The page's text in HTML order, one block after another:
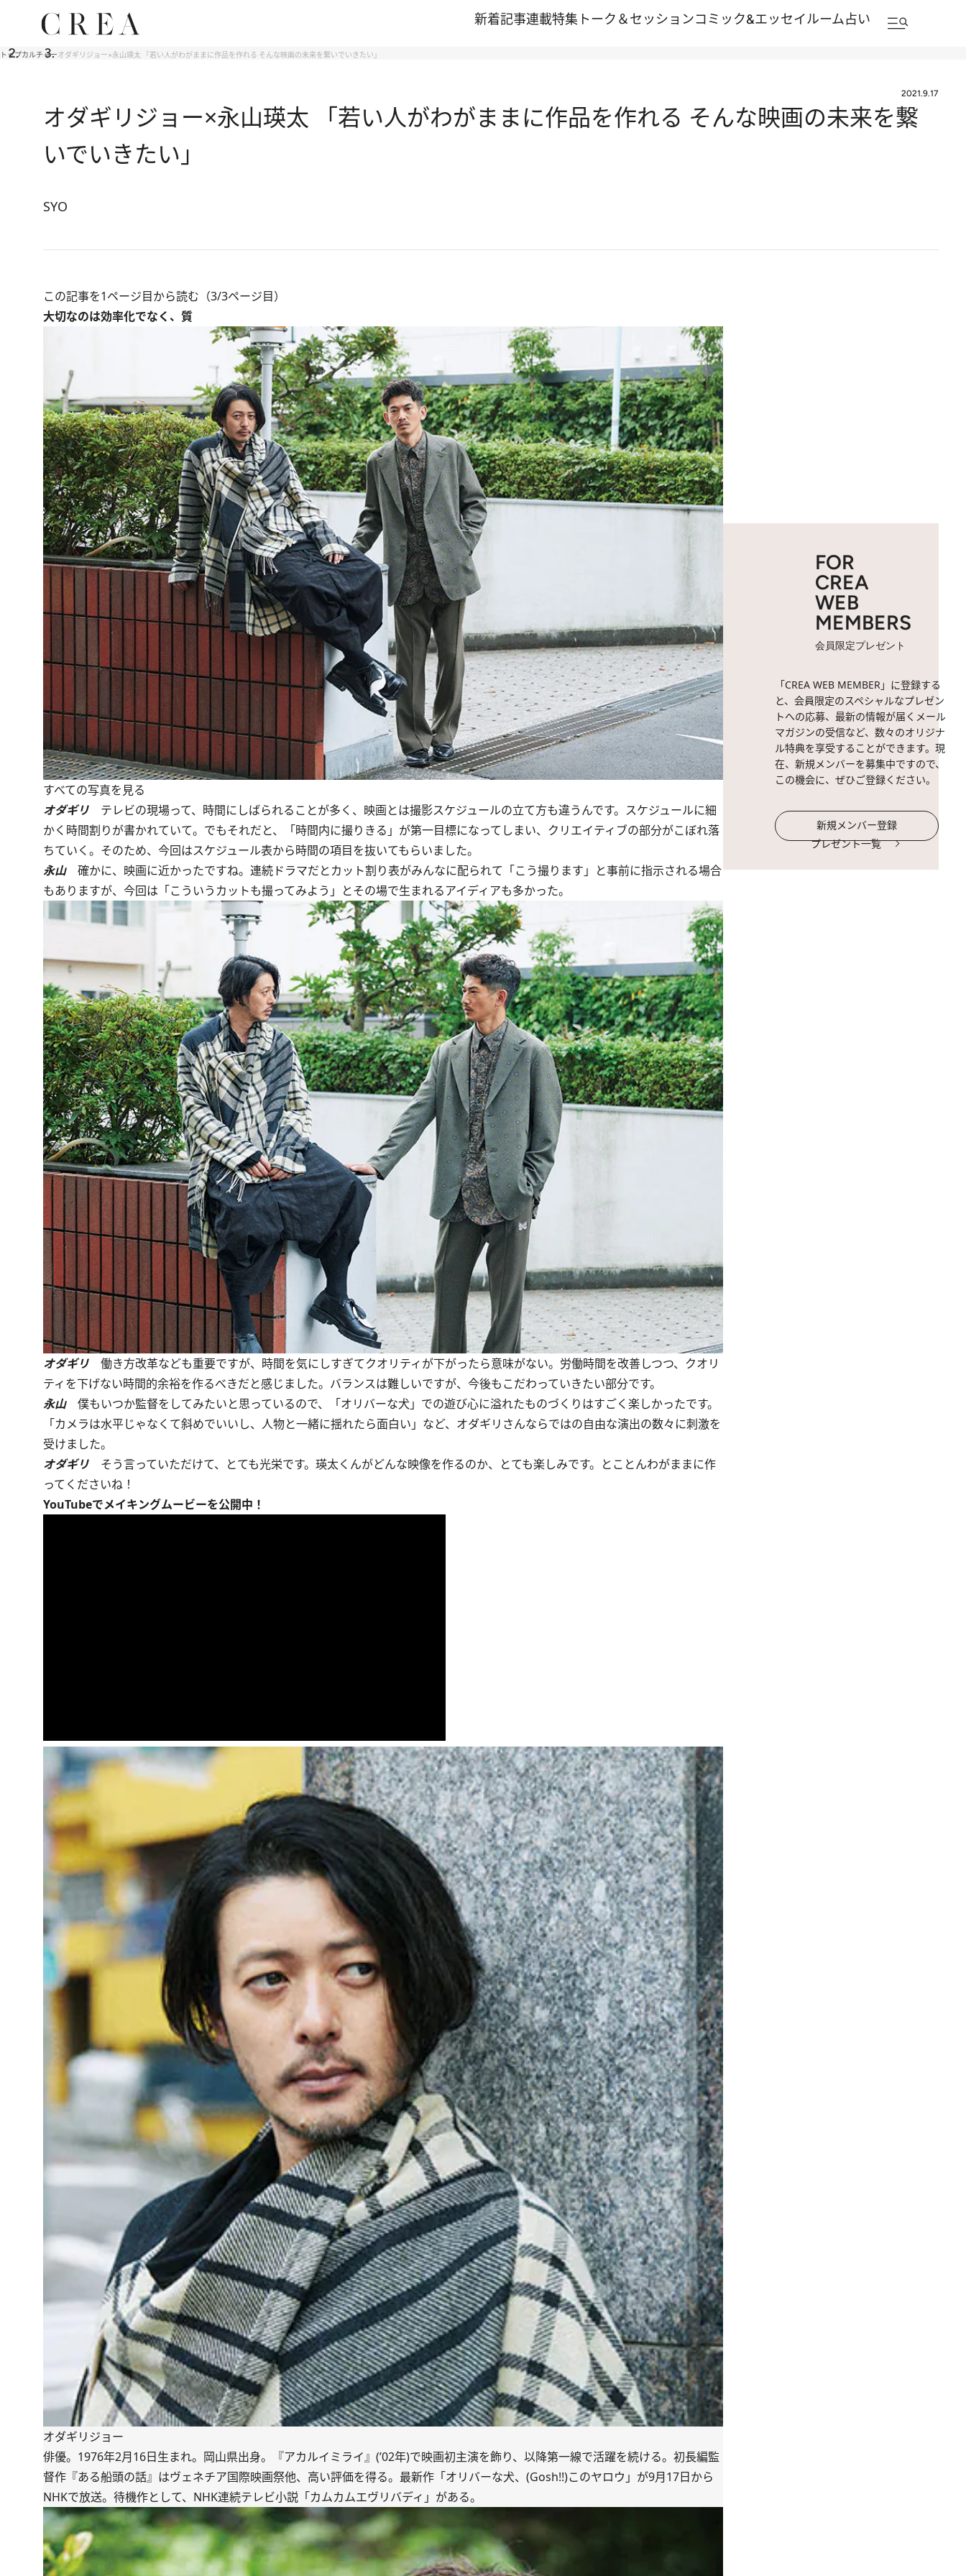
新着記事連載特集 トーク＆セッションコミック&エッセイルーム占い
トップカルチャーオダギリジョー×永山瑛太 「若い人がわがままに作品を作れる そんな映画の未来を繋いでいきたい」
2021.9.17
オダギリジョー×永山瑛太 「若い人がわがままに作品を作れる そんな映画の未来を繋
いでいきたい」
SYO
この記事を1ページ目から読む（3/3ページ目）
大切なのは効率化でなく、質
すべての写真を見る
オダギリ テレビの現場って、時間にしばられることが多く、映画とは撮影スケジュールの立て方も違うんです。スケジュールに細
かく時間割りが書かれていて。でもそれだと、「時間内に撮りきる」が第一目標になってしまい、クリエイティブの部分がこぼれ落
ちていく。そのため、今回はスケジュール表から時間の項目を抜いてもらいました。
永山確かに、映画に近かったですね。連続ドラマだとカット割り表がみんなに配られて「こう撮ります」と事前に指示される場合
もありますが、今回は「こういうカットも撮ってみよう」とその場で生まれるアイディアも多かった。
オダギリ 働き方改革なども重要ですが、時間を気にしすぎてクオリティが下がったら意味がない。労働時間を改善しつつ、クオリ
ティを下げない時間的余裕を作るべきだと感じました。バランスは難しいですが、今後もこだわっていきたい部分です。
永山僕もいつか監督をしてみたいと思っているので、「オリバーな犬」での遊び心に溢れたものづくりはすごく楽しかったです。
「カメラは水平じゃなくて斜めでいいし、人物と一緒に揺れたら面白い」など、オダギリさんならではの自由な演出の数々に刺激を
受けました。
オダギリ そう言っていただけて、とても光栄です。瑛太くんがどんな映像を作るのか、とても楽しみです。とことんわがままに作
ってくださいね！
YouTubeでメイキングムービーを公開中！
オダギリジョー
俳優。1976年2月16日生まれ。岡山県出身。『アカルイミライ』(’02年)で映画初主演を飾り、以降第一線で活躍を続ける。初長編監
督作『ある船頭の話』はヴェネチア国際映画祭他、高い評価を得る。最新作「オリバーな犬、(Gosh!!)このヤロウ」が9月17日から
NHKで放送。待機作として、NHK連続テレビ小説「カムカムエヴリバディ」がある。
FOR
CREA
WEB
MEMBERS
会員限定プレゼント
「CREA WEB MEMBER」に登録する
と、会員限定のスペシャルなプレゼン
トへの応募、最新の情報が届くメール
マガジンの受信など、数々のオリジナ
ル特典を享受することができます。現
在、新規メンバーを募集中ですので、
この機会に、ぜひご登録ください。
新規メンバー登録
プレゼント一覧